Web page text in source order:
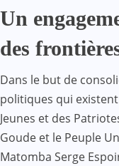
Un
des
Dans le but de
politiques qui
Jeunes et des
Goude et le Peuple
Matomba Serge